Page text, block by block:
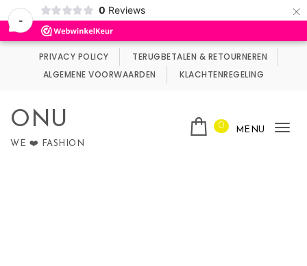
-
0 Reviews ×
Wij maken gebruik van cookies.
PRIVACY POLICY
TERUGBETALEN & RETOURNEREN
ALGEMENE VOORWAARDEN
KLACHTENREGELING
ONU
WE ❤️ FASHION
0 MENU